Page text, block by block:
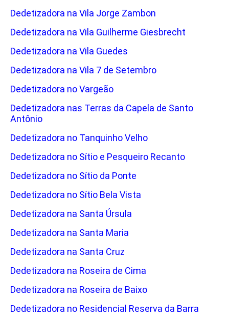
Dedetizadora na Vila Jorge Zambon
Dedetizadora na Vila Guilherme Giesbrecht
Dedetizadora na Vila Guedes
Dedetizadora na Vila 7 de Setembro
Dedetizadora no Vargeão
Dedetizadora nas Terras da Capela de Santo
Antônio
Dedetizadora no Tanquinho Velho
Dedetizadora no Sítio e Pesqueiro Recanto
Dedetizadora no Sítio da Ponte
Dedetizadora no Sítio Bela Vista
Dedetizadora na Santa Úrsula
Dedetizadora na Santa Maria
Dedetizadora na Santa Cruz
Dedetizadora na Roseira de Cima
Dedetizadora na Roseira de Baixo
Dedetizadora no Residencial Reserva da Barra